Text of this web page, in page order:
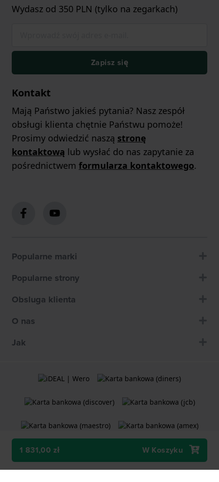
1 831,00 zł W Koszyku
Wydasz od 350 PLN (tylko na zegarkach)
Zapisz się
Kontakt
Mają Państwo jakieś pytania? Nasz zespół
obsługi klienta chętnie Państwu pomoże!
Prosimy odwiedzić naszą stronę
kontaktową lub wysłać do nas zapytanie za
pośrednictwem formularza kontaktowego.
Popularne marki
Popularne strony
Obsluga klienta
O nas
Jak